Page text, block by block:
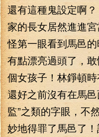
還有這種鬼設定啊
家的長女居然進進
怪第一眼看到馬邑
有點漂亮過頭了，
個女孩子！林錚頓時
還好之前沒有在馬
監”之類的字眼，不
妙地得罪了馬邑了